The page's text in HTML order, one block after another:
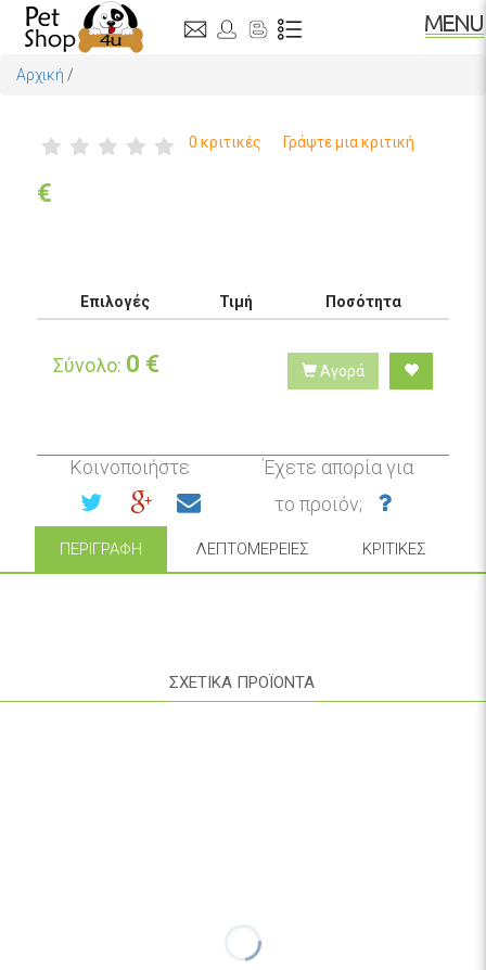
Αρχική /
0 κριτικές Γράψτε μια κριτική
€
Επιλογές Τιμή Ποσότητα
Σύνολο: 0 € Αγορά
Κοινοποιήστε
Έχετε απορία για
το προϊόν;
ΠΕΡΙΓΡΑΦΉ ΛΕΠΤΟΜΈΡΕΙΕΣ ΚΡΙΤΙΚΈΣ
ΣΧΕΤΙΚΑ ΠΡΟΪΟΝΤΑ